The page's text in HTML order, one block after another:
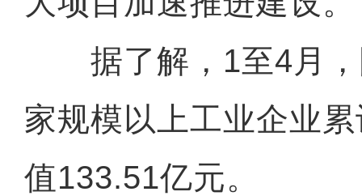
据了解，1至4月，
家规模以上工业企业
值133.51亿元。